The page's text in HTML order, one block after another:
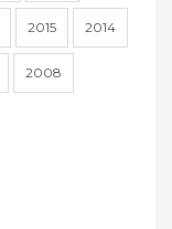
2015 2014
2008